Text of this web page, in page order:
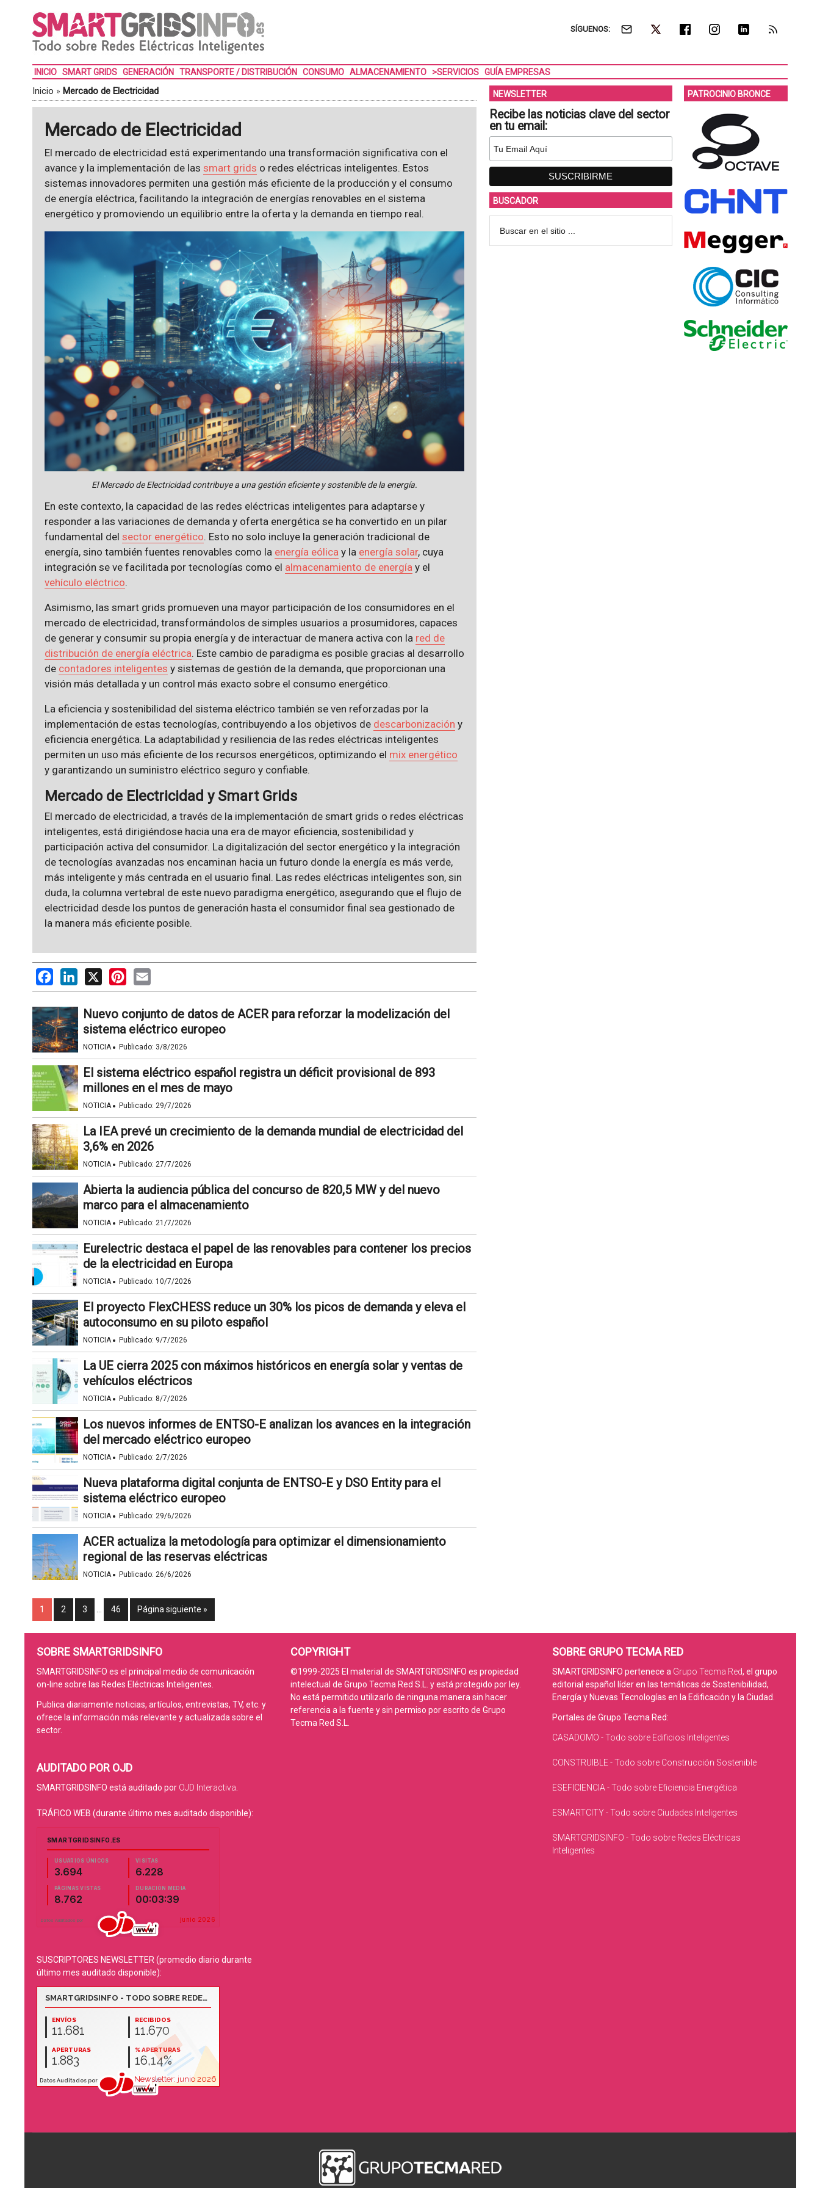
SÍGUENOS:
INICIO SMART GRIDS GENERACIÓN TRANSPORTE / DISTRIBUCIÓN CONSUMO ALMACENAMIENTO >SERVICIOS GUÍA EMPRESAS
Inicio » Mercado de Electricidad
Mercado de Electricidad
El mercado de electricidad está experimentando una transformación significativa con el
avance y la implementación de las smart grids o redes eléctricas inteligentes. Estos
sistemas innovadores permiten una gestión más eficiente de la producción y el consumo
de energía eléctrica, facilitando la integración de energías renovables en el sistema
energético y promoviendo un equilibrio entre la oferta y la demanda en tiempo real.
El Mercado de Electricidad contribuye a una gestión eficiente y sostenible de la energía.
En este contexto, la capacidad de las redes eléctricas inteligentes para adaptarse y
responder a las variaciones de demanda y oferta energética se ha convertido en un pilar
fundamental del sector energético. Esto no solo incluye la generación tradicional de
energía, sino también fuentes renovables como la energía eólicay la energía solar, cuya
integración se ve facilitada por tecnologías como el almacenamiento de energíay el
vehículo eléctrico.
Asimismo, las smart grids promueven una mayor participación de los consumidores en el
mercado de electricidad, transformándolos de simples usuarios a prosumidores, capaces
de generar y consumir su propia energía y de interactuar de manera activa con la red de
distribución de energía eléctrica. Este cambio de paradigma es posible gracias al desarrollo
de contadores inteligentes y sistemas de gestión de la demanda, que proporcionan una
visión más detallada y un control más exacto sobre el consumo energético.
La eficiencia y sostenibilidad del sistema eléctrico también se ven reforzadas por la
implementación de estas tecnologías, contribuyendo a los objetivos de descarbonización y
eficiencia energética. La adaptabilidad y resiliencia de las redes eléctricas inteligentes
permiten un uso más eficiente de los recursos energéticos, optimizando el mix energético
y garantizando un suministro eléctrico seguro y confiable.
Mercado de Electricidad y Smart Grids
El mercado de electricidad, a través de la implementación de smart grids o redes eléctricas
inteligentes, está dirigiéndose hacia una era de mayor eficiencia, sostenibilidad y
participación activa del consumidor. La digitalización del sector energético y la integración
de tecnologías avanzadas nos encaminan hacia un futuro donde la energía es más verde,
más inteligente y más centrada en el usuario final. Las redes eléctricas inteligentes son, sin
duda, la columna vertebral de este nuevo paradigma energético, asegurando que el flujo de
electricidad desde los puntos de generación hasta el consumidor final sea gestionado de
la manera más eficiente posible.
FacebookLinkedIn Pinterest
Nuevo conjunto de datos de ACER para reforzar la modelización del
sistema eléctrico europeo
NOTICIA· Publicado: 3/8/2026
El sistema eléctrico español registra un déficit provisional de 893
millones en el mes de mayo
NOTICIA· Publicado: 29/7/2026
La IEA prevé un crecimiento de la demanda mundial de electricidad del
3,6% en 2026
NOTICIA· Publicado: 27/7/2026
Abierta la audiencia pública del concurso de 820,5 MW y del nuevo
marco para el almacenamiento
NOTICIA· Publicado: 21/7/2026
Eurelectric destaca el papel de las renovables para contener los precios
de la electricidad en Europa
NOTICIA· Publicado: 10/7/2026
El proyecto FlexCHESS reduce un 30% los picos de demanda y eleva el
autoconsumo en su piloto español
NOTICIA· Publicado: 9/7/2026
La UE cierra 2025 con máximos históricos en energía solar y ventas de
vehículos eléctricos
NOTICIA· Publicado: 8/7/2026
Los nuevos informes de ENTSO-E analizan los avances en la integración
del mercado eléctrico europeo
NOTICIA· Publicado: 2/7/2026
Nueva plataforma digital conjunta de ENTSO-E y DSO Entity para el
sistema eléctrico europeo
NOTICIA· Publicado: 29/6/2026
ACER actualiza la metodología para optimizar el dimensionamiento
regional de las reservas eléctricas
NOTICIA· Publicado: 26/6/2026
1 2 3 … 46 Página siguiente »
NEWSLETTER
Recibe las noticias clave del sector
en tu email:
BUSCADOR
PATROCINIO BRONCE
SOBRE SMARTGRIDSINFO
SMARTGRIDSINFO es el principal medio de comunicación
on-line sobre las Redes Eléctricas Inteligentes.
Publica diariamente noticias, artículos, entrevistas, TV, etc. y
ofrece la información más relevante y actualizada sobre el
sector.
AUDITADO POR OJD
SMARTGRIDSINFO está auditado por OJD Interactiva.
TRÁFICO WEB (durante último mes auditado disponible):
SUSCRIPTORES NEWSLETTER (promedio diario durante
último mes auditado disponible):
COPYRIGHT
©1999-2025 El material de SMARTGRIDSINFO es propiedad
intelectual de Grupo Tecma Red S.L. y está protegido por ley.
No está permitido utilizarlo de ninguna manera sin hacer
referencia a la fuente y sin permiso por escrito de Grupo
Tecma Red S.L.
SOBRE GRUPO TECMA RED
SMARTGRIDSINFO pertenece a Grupo Tecma Red, el grupo
editorial español líder en las temáticas de Sostenibilidad,
Energía y Nuevas Tecnologías en la Edificación y la Ciudad.
Portales de Grupo Tecma Red:
CASADOMO - Todo sobre Edificios Inteligentes
CONSTRUIBLE - Todo sobre Construcción Sostenible
ESEFICIENCIA - Todo sobre Eficiencia Energética
ESMARTCITY - Todo sobre Ciudades Inteligentes
SMARTGRIDSINFO - Todo sobre Redes Eléctricas
Inteligentes